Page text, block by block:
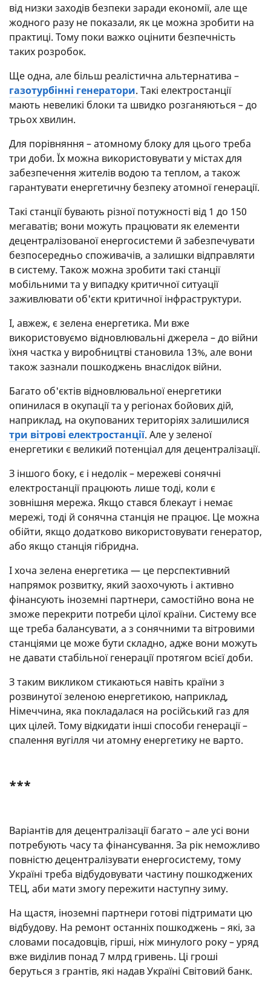
від низки заходів безпеки заради економії, але ще
жодного разу не показали, як це можна зробити на
практиці. Тому поки важко оцінити безпечність
таких розробок.
Ще одна, але більш реалістична альтернатива –
газотурбінні генератори. Такі електростанції
мають невеликі блоки та швидко розганяються – до
трьох хвилин.
Для порівняння – атомному блоку для цього треба
три доби. Їх можна використовувати у містах для
забезпечення жителів водою та теплом, а також
гарантувати енергетичну безпеку атомної генерації.
Такі станції бувають різної потужності від 1 до 150
мегаватів; вони можуть працювати як елементи
децентралізованої енергосистеми й забезпечувати
безпосередньо споживачів, а залишки відправляти
в систему. Також можна зробити такі станції
мобільними та у випадку критичної ситуації
заживлювати об'єкти критичної інфраструктури.
І, авжеж, є зелена енергетика. Ми вже
використовуємо відновлювальні джерела – до війни
їхня частка у виробництві становила 13%, але вони
також зазнали пошкоджень внаслідок війни.
Багато об'єктів відновлювальної енергетики
опинилася в окупації та у регіонах бойових дій,
наприклад, на окупованих територіях залишилися
три вітрові електростанції. Але у зеленої
енергетики є великий потенціал для децентралізації.
З іншого боку, є і недолік – мережеві сонячні
електростанції працюють лише тоді, коли є
зовнішня мережа. Якщо стався блекаут і немає
мережі, тоді й сонячна станція не працює. Це можна
обійти, якщо додатково використовувати генератор,
або якщо станція гібридна.
І хоча зелена енергетика — це перспективний
напрямок розвитку, який заохочують і активно
фінансують іноземні партнери, самостійно вона не
зможе перекрити потреби цілої країни. Систему все
ще треба балансувати, а з сонячними та вітровими
станціями це може бути складно, адже вони можуть
не давати стабільної генерації протягом всієї доби.
З таким викликом стикаються навіть країни з
розвинутої зеленою енергетикою, наприклад,
Німеччина, яка покладалася на російський газ для
цих цілей. Тому відкидати інші способи генерації –
спалення вугілля чи атомну енергетику не варто.
***
Варіантів для децентралізації багато – але усі вони
потребують часу та фінансування. За рік неможливо
повністю децентралізувати енергосистему, тому
Україні треба відбудовувати частину пошкоджених
ТЕЦ, аби мати змогу пережити наступну зиму.
На щастя, іноземні партнери готові підтримати цю
відбудову. На ремонт останніх пошкоджень – які, за
словами посадовців, гірші, ніж минулого року – уряд
вже виділив понад 7 млрд гривень. Ці гроші
беруться з грантів, які надав Україні Світовий банк.